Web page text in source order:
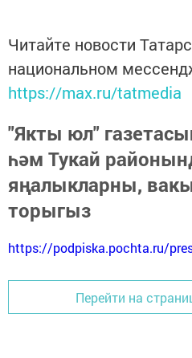
Читайте новости
национальном
https://max.ru/tatmedia
"Якты юл"
һәм Тукай
яңалыкларны,
торыгыз
https://podpiska.pochta.ru/
Перейти на